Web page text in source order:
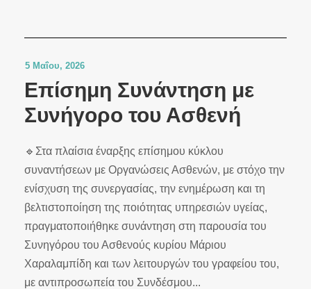
5 Μαΐου, 2026
Επίσημη Συνάντηση με
Συνήγορο του Ασθενή
🔹️Στα πλαίσια έναρξης επίσημου κύκλου
συναντήσεων με Οργανώσεις Ασθενών, με στόχο την
ενίσχυση της συνεργασίας, την ενημέρωση και τη
βελτιστοποίηση της ποιότητας υπηρεσιών υγείας,
πραγματοποιήθηκε συνάντηση στη παρουσία του
Συνηγόρου του Ασθενούς κυρίου Μάριου
Χαραλαμπίδη και των λειτουργών του γραφείου του,
με αντιπροσωπεία του Συνδέσμου...